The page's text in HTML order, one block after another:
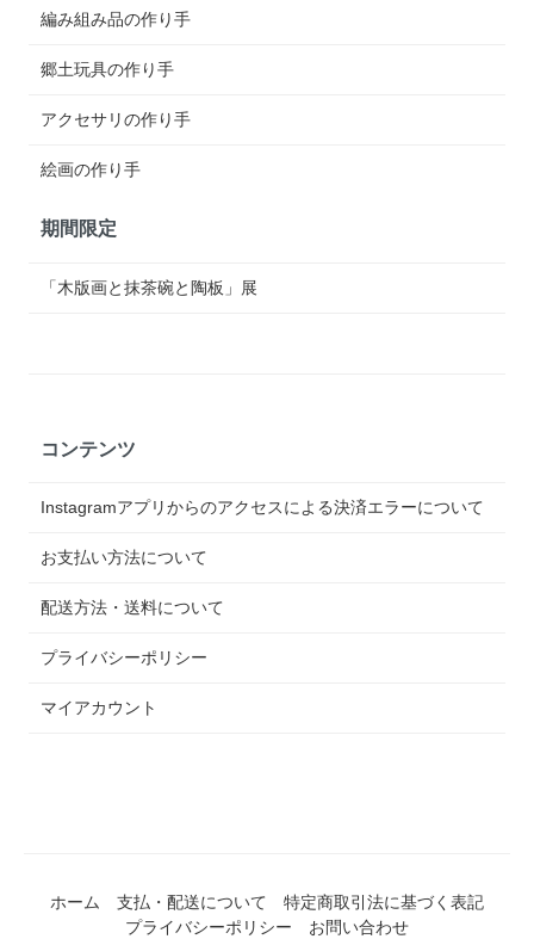
編み組み品の作り手
郷土玩具の作り手
アクセサリの作り手
絵画の作り手
期間限定
「木版画と抹茶碗と陶板」展
コンテンツ
Instagramアプリからのアクセスによる決済エラーについて
お支払い方法について
配送方法・送料について
プライバシーポリシー
マイアカウント
ホーム 支払・配送について
特定商取引法に基づく表記
プライバシーポリシー
お問い合わせ